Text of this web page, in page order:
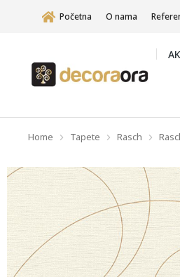
Početna O nama
You are here:
Home Tapete Rasch